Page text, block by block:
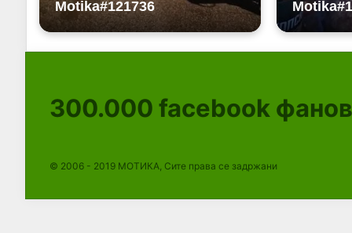
300.000 facebook
© 2006 - 2019 МОТИКА, Сите права се задржани